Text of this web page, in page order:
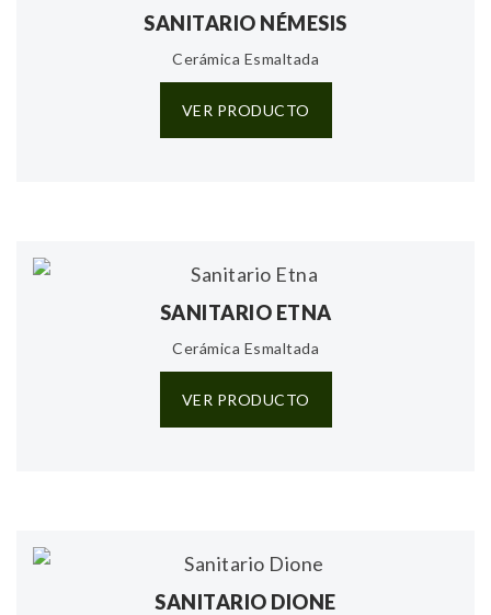
SANITARIO NÉMESIS
Cerámica Esmaltada
VER PRODUCTO
SANITARIO ETNA
Cerámica Esmaltada
VER PRODUCTO
SANITARIO DIONE